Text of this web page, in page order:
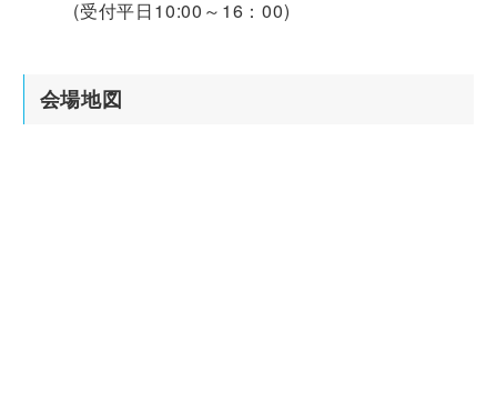
(受付平日10:00～16：00)
会場地図